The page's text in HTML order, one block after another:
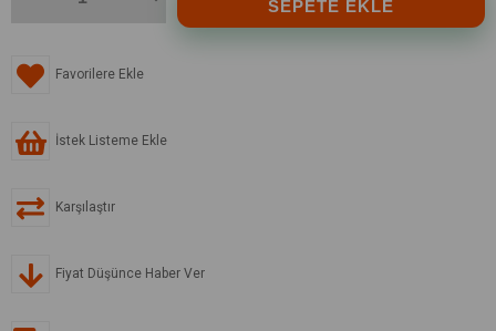
Favorilere Ekle
İstek Listeme Ekle
Karşılaştır
Fiyat Düşünce Haber Ver